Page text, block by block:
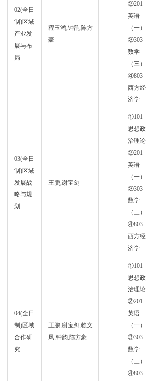
02(全日
制)区域
产业发
展与布
局
程玉鸿,钟韵,陈方
豪
②201
英语
（一）
③303
数学
（三）
④803
西方经
济学
03(全日
制)区域
发展战
略与规
划
王鹏,谢宝剑
①101
思想政
治理论
②201
英语
（一）
③303
数学
（三）
④803
西方经
济学
04(全日
制)区域
合作研
究
王鹏,谢宝剑,赖文
凤,钟韵,陈方豪
①101
思想政
治理论
②201
英语
（一）
③303
数学
（三）
④803